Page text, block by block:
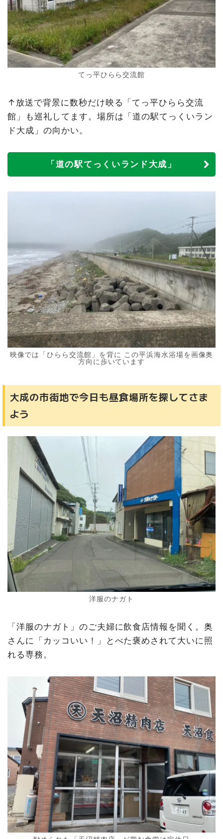
てっ平ひらら交流館
↑放送で背景に数秒だけ映る「てっ平ひらら交流
館」も巡礼してます。場所は「道の駅てっくいラン
ド大成」の向かい。
「道の駅てっくいランド大成」
映像では「ひらら交流館」を背に この平浜海水浴場を画像奥
方向に歩いています
大成の市街地で今日も昼食場所を探してさま
よう
洋服のナガト
「洋服のナガト」のご夫婦に飲食店情報を聞く。奥
さんに「カッコいい！」とべた褒めされて大いに照
れる専務。